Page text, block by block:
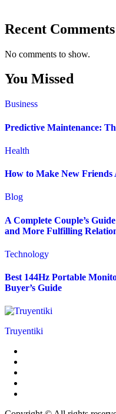
Recent Comments
No comments to show.
You Missed
Business
Predictive Maintenance:
Health
How to Make New Friends
Blog
A Complete Couple’s
and More Fulfilling
Technology
Best 144Hz Portable
Buyer’s Guide
Truyentiki